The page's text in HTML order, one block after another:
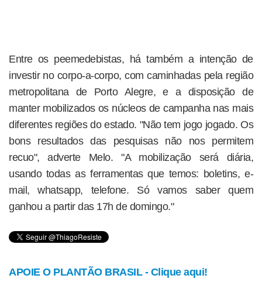
Entre os peemedebistas, há também a intenção de
investir no corpo-a-corpo, com caminhadas pela região
metropolitana de Porto Alegre, e a disposição de
manter mobilizados os núcleos de campanha nas mais
diferentes regiões do estado. "Não tem jogo jogado. Os
bons resultados das pesquisas não nos permitem
recuo", adverte Melo. "A mobilização será diária,
usando todas as ferramentas que temos: boletins, e-
mail, whatsapp, telefone. Só vamos saber quem
ganhou a partir das 17h de domingo."
APOIE O PLANTÃO BRASIL - Clique aqui!